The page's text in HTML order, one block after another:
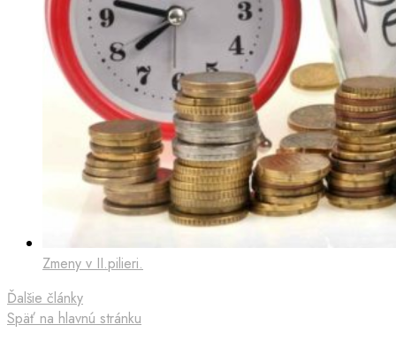
Zmeny v II.pilieri.
Ďalšie články
Späť na hlavnú stránku